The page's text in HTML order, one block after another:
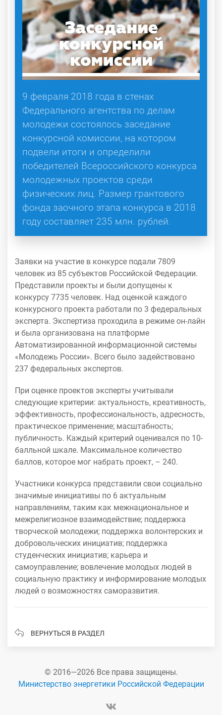
9 февраля 2018 года в стенах
Федерального агентства по делам
молодежи состоялось заседание
конкурсной комиссии, на котором
подвели итоги и определили
победителей Всероссийского конкурса
молодежных проектов среди
физических лиц. Размер грантового
фонда заочного этапа конкурса в 2018
году составляет 235 млн. рублей.
Заявки на участие в конкурсе подали 7809
человек из 85 субъектов Российской Федерации.
Представили проекты и были допущены к
конкурсу 7735 человек. Над оценкой каждого
конкурсного проекта работали по 3 федеральных
эксперта. Экспертиза проходила в режиме он-лайн
и была организована на платформе
Автоматизированной информационной системы
«Молодежь России». Всего было задействовано
237 федеральных экспертов.
При оценке проектов эксперты учитывали
следующие критерии: актуальность, креативность,
эффективность, профессиональность, адресность,
практическое применение; масштабность;
публичность. Каждый критерий оценивался по 10-
балльной шкале. Максимальное количество
баллов, которое мог набрать проект, – 240.
Участники конкурса представили свои социально
значимые инициативы по 6 актуальным
направлениям, таким как межнациональное и
межрелигиозное взаимодействие; поддержка
творческой молодежи; поддержка волонтерских и
добровольческих инициатив; поддержка
студенческих инициатив; карьера и
самоуправление; вовлечение молодых людей в
социальную практику и информирование молодых
людей о возможностях саморазвития.
ВЕРНУТЬСЯ В РАЗДЕЛ
© 2016—2026 Все права защищены.
Министерство энергетики Российской Федерации